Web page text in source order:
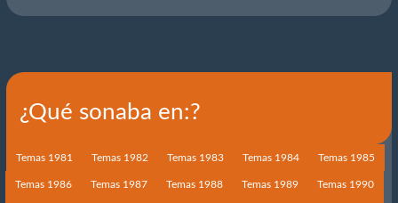
¿Qué sonaba en:?
Temas 1981 Temas 1982 Temas 1983 Temas 1984 Temas 1985
Temas 1986 Temas 1987 Temas 1988 Temas 1989 Temas 1990